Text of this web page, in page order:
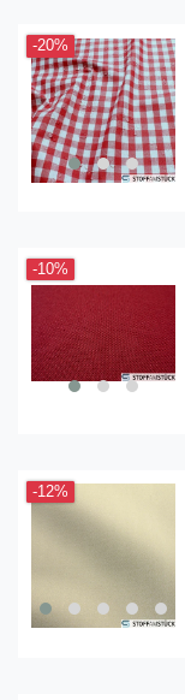
-20%
-10%
-12%